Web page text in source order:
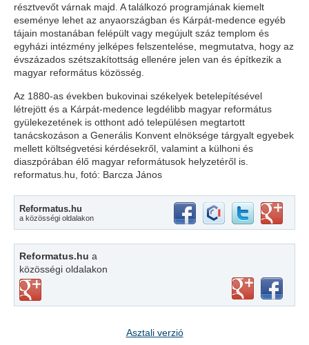
résztvevőt várnak majd. A találkozó programjának kiemelt
eseménye lehet az anyaországban és Kárpát-medence egyéb
tájain mostanában felépült vagy megújult száz templom és
egyházi intézmény jelképes felszentelése, megmutatva, hogy az
évszázados szétszakítottság ellenére jelen van és építkezik a
magyar református közösség.
Az 1880-as években bukovinai székelyek betelepítésével
létrejött és a Kárpát-medence legdélibb magyar református
gyülekezetének is otthont adó településen megtartott
tanácskozáson a Generális Konvent elnöksége tárgyalt egyebek
mellett költségvetési kérdésekről, valamint a külhoni és
diaszpórában élő magyar reformátusok helyzetéről is.
reformatus.hu, fotó: Barcza János
Reformatus.hu
a közösségi oldalakon
Reformatus.hu a
közösségi oldalakon
Asztali verzió